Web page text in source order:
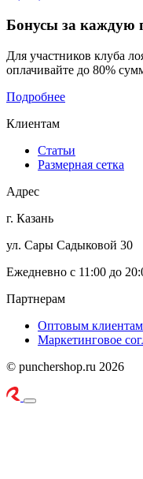
Бонусы за каждую
Для участников клуба
оплачивайте до 80%
Подробнее
Клиентам
Статьи
Размерная сетка
Адрес
г. Казань
ул. Сары Садыковой 30
Ежедневно с 11:00 до
Партнерам
Оптовым клиентам
Маркетинговое
© punchershop.ru 2026